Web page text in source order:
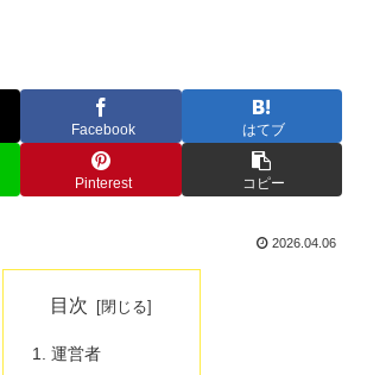
Facebook はてブ
Pinterest コピー
2026.04.06
目次
運営者